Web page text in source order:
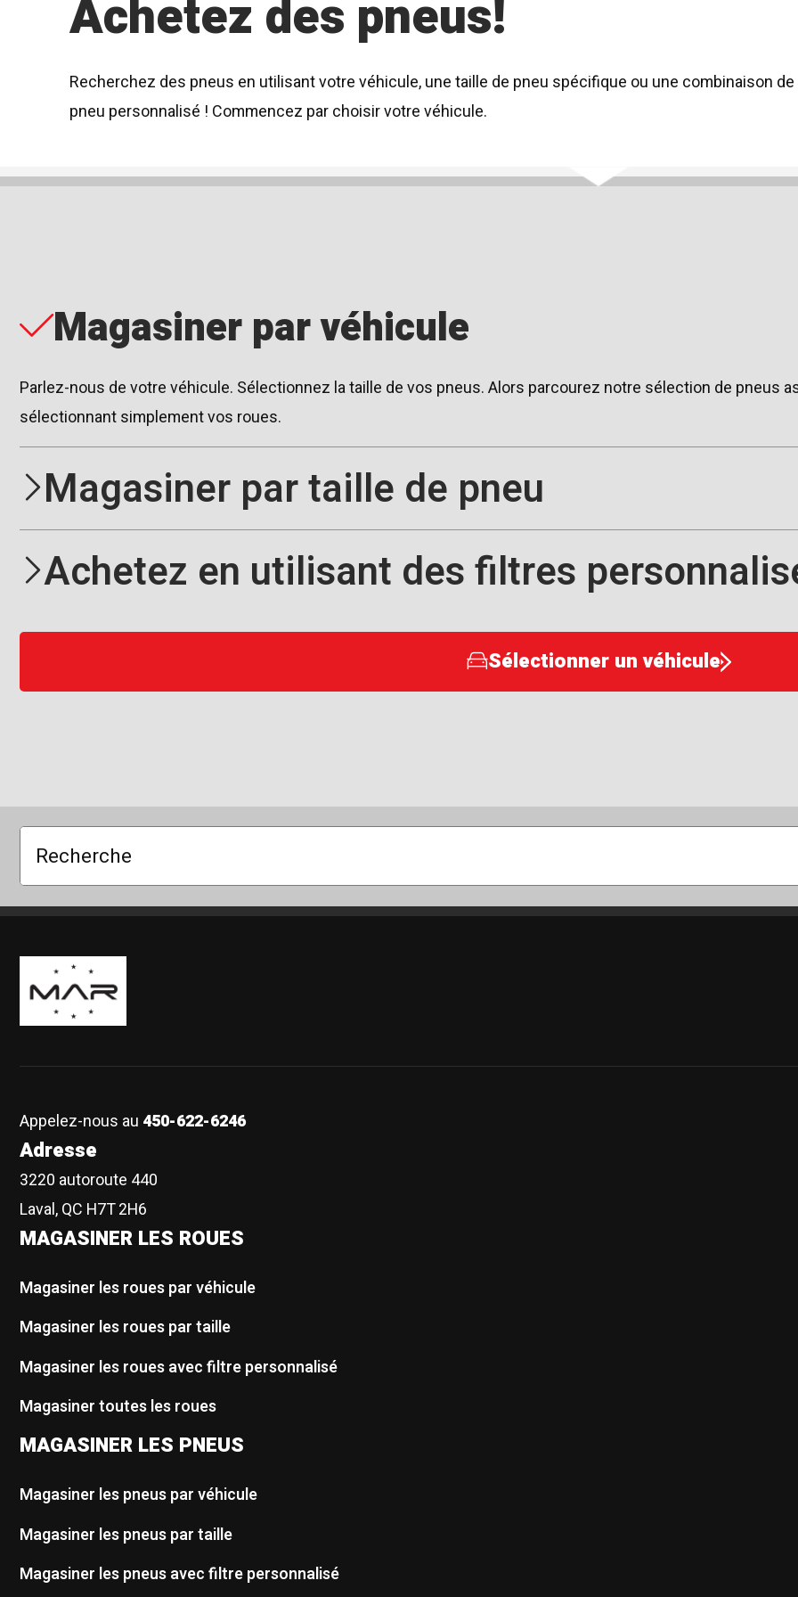
Achetez des pneus!
Recherchez des pneus en utilisant votre véhicule, une taille de pneu spécifique ou une combinaison
pneu personnalisé ! Commencez par choisir votre véhicule.
Magasiner par véhicule
Parlez-nous de votre véhicule. Sélectionnez la taille de vos pneus. Alors parcourez notre sélection de pneus
sélectionnant simplement vos roues.
Magasiner par taille de pneu
Achetez en utilisant des filtres
Sélectionner un véhicule
Recherche
Boutique Mags à Rabais
Appelez-nous au 450-622-6246
Adresse
3220 autoroute 440
Laval, QC H7T 2H6
MAGASINER LES ROUES
Magasiner les roues par véhicule
Magasiner les roues par taille
Magasiner les roues avec filtre personnalisé
Magasiner toutes les roues
MAGASINER LES PNEUS
Magasiner les pneus par véhicule
Magasiner les pneus par taille
Magasiner les pneus avec filtre personnalisé